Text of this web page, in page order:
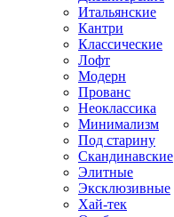
Итальянские
Кантри
Классические
Лофт
Модерн
Прованс
Неоклассика
Минимализм
Под старину
Скандинавские
Элитные
Эксклюзивные
Хай-тек